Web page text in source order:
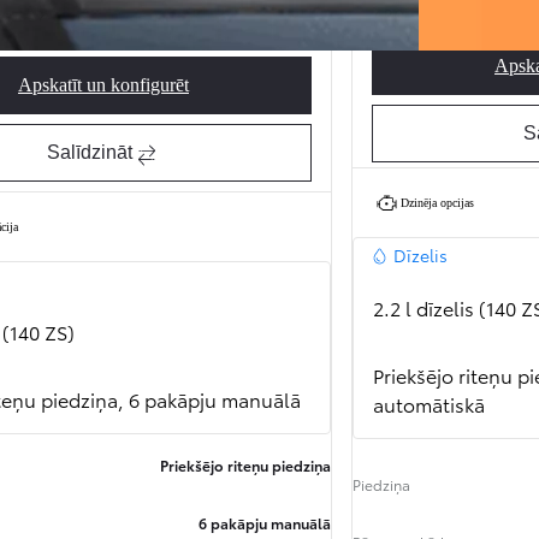
Apskatīt un konfigurētProace Max Professional
Salīdzināt
ZS)
piedziņa, 6 pakāpju manuālā
Priekšējo riteņu piedziņa
6 pakāpju manuālā
430 € / mēnesī
Dzinēja opcijas
Dīzelis
2.2 l dīzelis (140
Priekšējo riteņu
automātiskā
Piedziņa